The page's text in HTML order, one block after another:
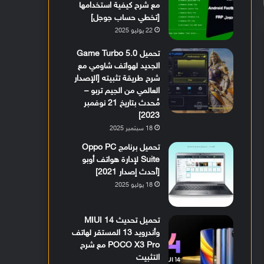
مع شرح كيفية استخدامها
[تخطي حساب جوجل]
22 يوليو 2025
تحميل Game Turbo 5.0
الجديد لهواتف شاومي مع
شرح طريقة تثبيته [الإصدار
العالمي من الجيم تربو –
مُحدث بتاريخ 21 نوفمبر
2023]
18 سبتمبر 2025
تحميل برنامج Oppo PC
Suite لإدارة هواتف أوبو
[أحدث إصدار 2021]
18 يوليو 2025
تحميل تحديث MIUI 14
وأندرويد 13 المستقر لهاتف
POCO X3 Pro مع شرح
التثبيت